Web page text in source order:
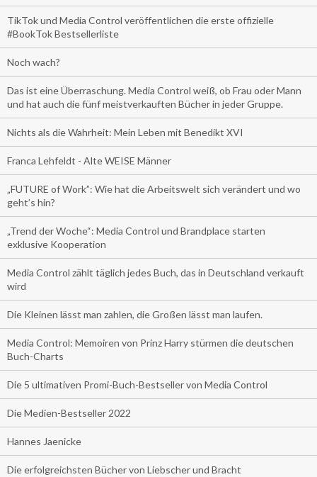
TikTok und Media Control veröffentlichen die erste offizielle
#BookTok Bestsellerliste
Noch wach?
Das ist eine Überraschung. Media Control weiß, ob Frau oder Mann
und hat auch die fünf meistverkauften Bücher in jeder Gruppe.
Nichts als die Wahrheit: Mein Leben mit Benedikt XVI
Franca Lehfeldt - Alte WEISE Männer
„FUTURE of Work”: Wie hat die Arbeitswelt sich verändert und wo
geht’s hin?
„Trend der Woche“: Media Control und Brandplace starten
exklusive Kooperation
Media Control zählt täglich jedes Buch, das in Deutschland verkauft
wird
Die Kleinen lässt man zahlen, die Großen lässt man laufen.
Media Control: Memoiren von Prinz Harry stürmen die deutschen
Buch-Charts
Die 5 ultimativen Promi-Buch-Bestseller von Media Control
Die Medien-Bestseller 2022
Hannes Jaenicke
Die erfolgreichsten Bücher von Liebscher und Bracht